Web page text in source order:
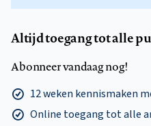
Altijd toegang tot alle
Abonneer vandaag nog!
12 weken kennismaken
Online toegang tot alle